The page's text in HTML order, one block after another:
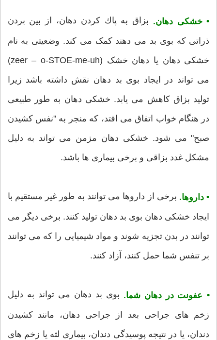
• خشکی دهان. بزاق به پاك كردن دهان، از بین بردن
ذراتی كه بوی بد می دهند كمک می كند. وضعیتی به نام
خشکی دهان یا دهان خشک (zeer – o-STOE-me-uh)
می تواند در ایجاد بوی بد دهان نقش داشته باشد زیرا
تولید بزاق کاهش می یابد. خشکی دهان به طور طبیعی
در هنگام خواب اتفاق می افتد، که منجر به "نفس کشیدن
صبح" می شود. خشکی دهان مزمن می تواند به دلیل
مشکل غدد بزاقی و برخی بیماری ها باشد.
• داروها. برخی از داروها می توانند به طور غیر مستقیم با
ایجاد خشکی دهان بوی بد دهان تولید کنند. برخی دیگر می
توانند در بدن تجزیه شوند و مواد شیمیایی را که می توانند
بر تنفس شما حمل کنند، آزاد کنند.
• عفونت در دهان شما. بوی بد دهان می تواند به دلیل
زخم های جراحی بعد از جراحی دهان، مانند کشیدن
دندان، یا در نتیجه پوسیدگی دندان، بیماری لثه یا زخم های